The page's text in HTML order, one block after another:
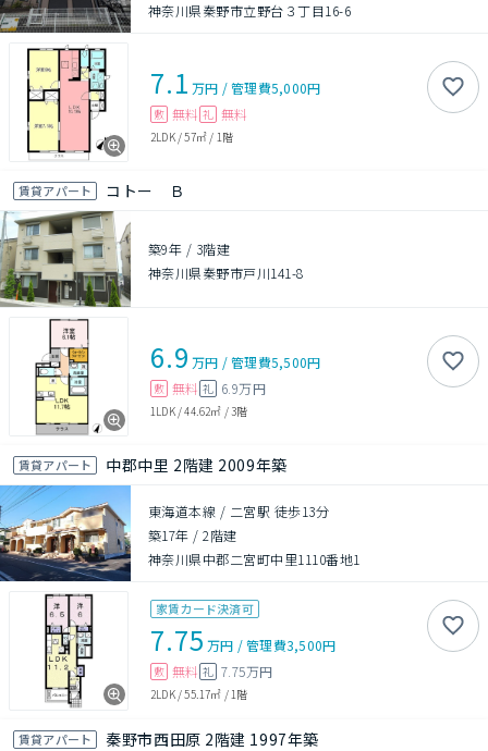
神奈川県秦野市立野台３丁目16-6
7.1 万円 /管理費5,000円
敷 無料 礼 無料
2LDK/57㎡ / 1階
賃貸アパート コトー Ｂ
築9年 / 3階建
神奈川県秦野市戸川141-8
6.9 万円 /管理費5,500円
敷 無料 礼 6.9万円
1LDK/44.62㎡ /3階
賃貸アパート 中郡中里 2階建 2009年築
東海道本線 / 二宮駅 徒歩13分
築17年 /2階建
神奈川県中郡二宮町中里1110番地1
家賃カード決済可
7.75 万円 /管理費3,500円
敷 無料 礼 7.75万円
2LDK/55.17㎡ /1階
賃貸アパート 秦野市西田原 2階建 1997年築